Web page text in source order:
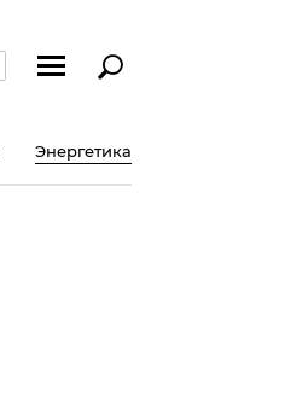
Энергетика